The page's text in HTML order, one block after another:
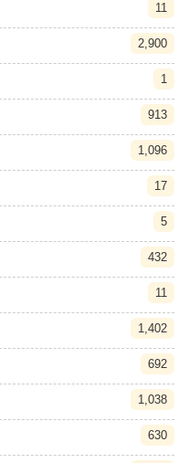
11
2,900
1
913
1,096
17
5
432
11
1,402
692
1,038
630